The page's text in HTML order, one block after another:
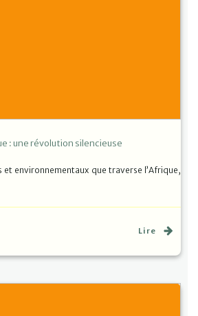
: une révolution silencieuse
et environnementaux que traverse l’Afrique,
Lire